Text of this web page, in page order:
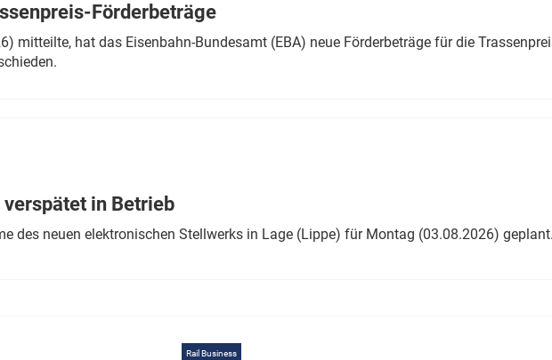
& Ausrüstung
Förderbeträge
mitteilte, hat das Eisenbahn-Bundesamt (EBA) neue Förderbeträge für die
verspätet in Betrieb
des neuen elektronischen Stellwerks in Lage (Lippe) für Montag (03.08.2026) geplant.
Rail Business